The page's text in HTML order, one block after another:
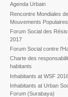
Agenda Urbain
Rencontre Mondiales
Mouvements Populaires
Forum Social des
2017
Forum Social contre
Charte des
habitants
Inhabitants at WSF
Inhabitants at Urban
Forum (Surabaya)